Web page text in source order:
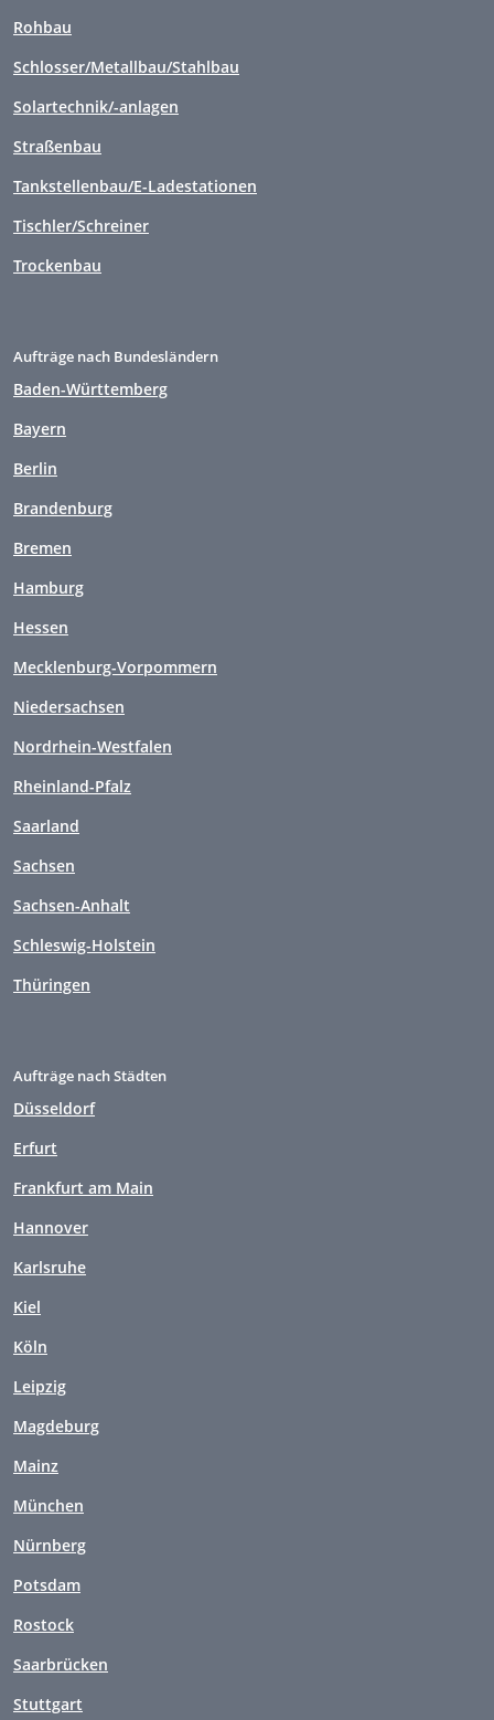
Rohbau
Schlosser/Metallbau/Stahlbau
Solartechnik/-anlagen
Straßenbau
Tankstellenbau/E-Ladestationen
Tischler/Schreiner
Trockenbau
Aufträge nach Bundesländern
Baden-Württemberg
Bayern
Berlin
Brandenburg
Bremen
Hamburg
Hessen
Mecklenburg-Vorpommern
Niedersachsen
Nordrhein-Westfalen
Rheinland-Pfalz
Saarland
Sachsen
Sachsen-Anhalt
Schleswig-Holstein
Thüringen
Aufträge nach Städten
Düsseldorf
Erfurt
Frankfurt am Main
Hannover
Karlsruhe
Kiel
Köln
Leipzig
Magdeburg
Mainz
München
Nürnberg
Potsdam
Rostock
Saarbrücken
Stuttgart